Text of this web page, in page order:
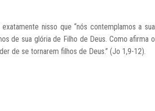
nisso que “nós contemplamos a sua
de sua glória de Filho de Deus. Como afirma o
de se tornarem filhos de Deus.” (Jo 1,9-12).